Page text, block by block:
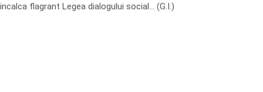
incalca flagrant Legea dialogului social… (G.I.)